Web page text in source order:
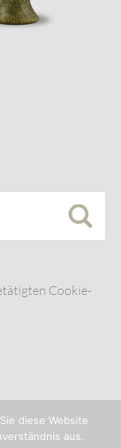
Cookie-
diese Website
aus.